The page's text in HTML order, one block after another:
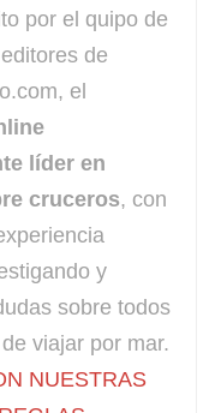
por el quipo de
de
el
líder en
cruceros, con
y
sobre todos
viajar por mar.
NUESTRAS